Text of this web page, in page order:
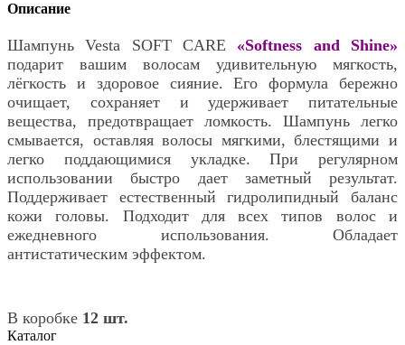
Описание
Шампунь Vesta SOFT CARE «Softness and Shine»
подарит вашим волосам удивительную мягкость,
лёгкость и здоровое сияние. Его формула бережно
очищает, сохраняет и удерживает питательные
вещества, предотвращает ломкость. Шампунь легко
смывается, оставляя волосы мягкими, блестящими и
легко поддающимися укладке. При регулярном
использовании быстро дает заметный результат.
Поддерживает естественный гидролипидный баланс
кожи головы. Подходит для всех типов волос и
ежедневного использования. Обладает
антистатическим эффектом.
В коробке 12 шт.
Каталог